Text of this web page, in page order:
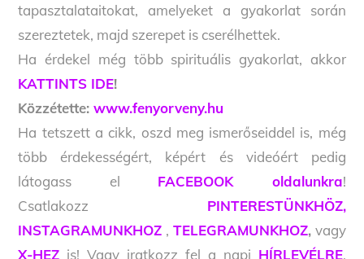
tapasztalataitokat, amelyeket a gyakorlat során
szereztetek, majd szerepet is cserélhettek.
Ha érdekel még több spirituális gyakorlat, akkor
KATTINTS IDE!
Közzétette:www.fenyorveny.hu
Ha tetszett a cikk, oszd meg ismerőseiddel is, még
több érdekességért, képért és videóért pedig
látogass el FACEBOOK oldalunkra!
Csatlakozz PINTERESTÜNKHÖZ,
INSTAGRAMUNKHOZ , TELEGRAMUNKHOZ,vagy
X-HEZ is! Vagy iratkozz fel a napi HÍRLEVÉLRE,